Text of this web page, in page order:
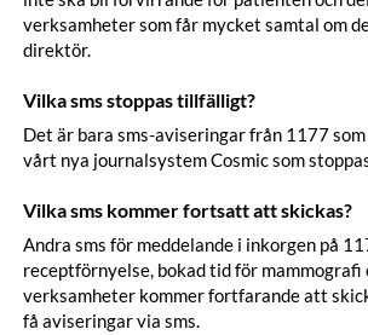
verksamheter som får mycket samtal om
direktör.
Vilka sms stoppas tillfälligt?
Det är bara sms-aviseringar från 1177
vårt nya journalsystem Cosmic som
Vilka sms kommer fortsatt att skickas?
Andra sms för meddelande i inkorgen på
receptförnyelse, bokad tid för mammografi
verksamheter kommer fortfarande att
få aviseringar via sms.